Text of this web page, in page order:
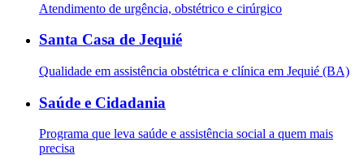
Atendimento de urgência, obstétrico e cirúrgico
Santa Casa de Jequié
Qualidade em assistência obstétrica e clínica em Jequié (BA)
Saúde e Cidadania
Programa que leva saúde e assistência social a quem mais
precisa